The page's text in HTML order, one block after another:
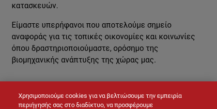
ΕΠΙΚΟΙΝΩΝΉΣΤΕ ΜΑΖΊ ΜΑΣ
κατασκευών.
Είμαστε υπερήφανοι που αποτελούμε σημείο
αναφοράς για τις τοπικές οικονομίες και κοινωνίες
όπου δραστηριοποιούμαστε, ορόσημο της
βιομηχανικής ανάπτυξης της χώρας μας.
Χρησιμοποιούμε cookies για να βελτιώσουμε την εμπειρία
περιήγησής σας στο διαδίκτυο, να προσφέρουμε